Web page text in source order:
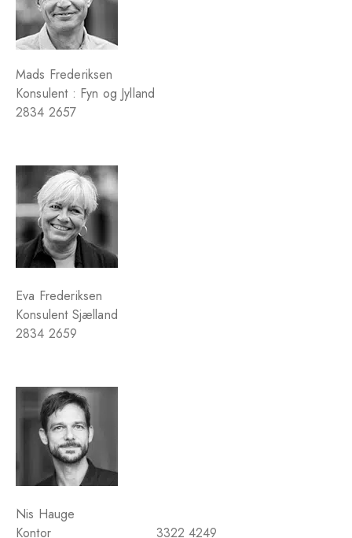
Mads Frederiksen
Konsulent : Fyn og Jylland
2834 2657
Eva Frederiksen
Konsulent Sjælland
2834 2659
Nis Hauge
Kontor 3322 4249